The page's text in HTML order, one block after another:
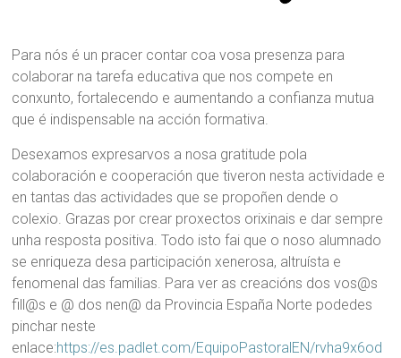
Para nós é un pracer contar coa vosa presenza para
colaborar na tarefa educativa que nos compete en
conxunto, fortalecendo e aumentando a confianza mutua
que é indispensable na acción formativa.
Desexamos expresarvos a nosa gratitude pola
colaboración e cooperación que tiveron nesta actividade e
en tantas das actividades que se propoñen dende o
colexio. Grazas por crear proxectos orixinais e dar sempre
unha resposta positiva. Todo isto fai que o noso alumnado
se enriqueza desa participación xenerosa, altruísta e
fenomenal das familias. Para ver as creacións dos vos@s
fill@s e @ dos nen@ da Provincia España Norte podedes
pinchar neste
enlace:https://es.padlet.com/EquipoPastoralEN/rvha9x6od